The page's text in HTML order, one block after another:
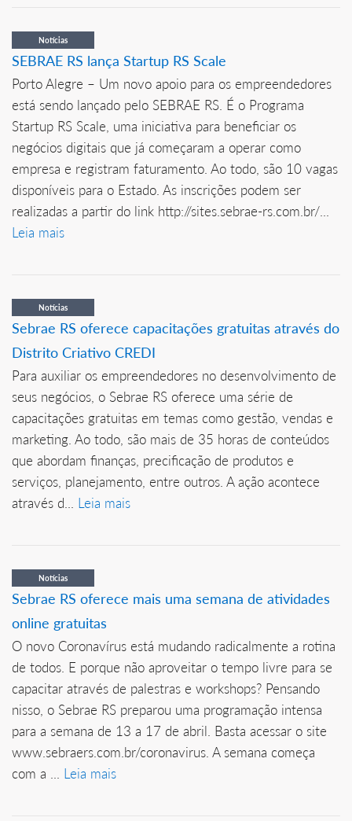
Notícias
SEBRAE RS lança Startup RS Scale
Porto Alegre – Um novo apoio para os empreendedores
está sendo lançado pelo SEBRAE RS. É o Programa
Startup RS Scale, uma iniciativa para beneficiar os
negócios digitais que já começaram a operar como
empresa e registram faturamento. Ao todo, são 10 vagas
disponíveis para o Estado. As inscrições podem ser
realizadas a partir do link http://sites.sebrae-rs.com.br/...
Leia mais
Notícias
Sebrae RS oferece capacitações gratuitas através do
Distrito Criativo CREDI
Para auxiliar os empreendedores no desenvolvimento de
seus negócios, o Sebrae RS oferece uma série de
capacitações gratuitas em temas como gestão, vendas e
marketing. Ao todo, são mais de 35 horas de conteúdos
que abordam finanças, precificação de produtos e
serviços, planejamento, entre outros. A ação acontece
através d... Leia mais
Notícias
Sebrae RS oferece mais uma semana de atividades
online gratuitas
O novo Coronavírus está mudando radicalmente a rotina
de todos. E porque não aproveitar o tempo livre para se
capacitar através de palestras e workshops? Pensando
nisso, o Sebrae RS preparou uma programação intensa
para a semana de 13 a 17 de abril. Basta acessar o site
www.sebraers.com.br/coronavirus. A semana começa
com a ... Leia mais